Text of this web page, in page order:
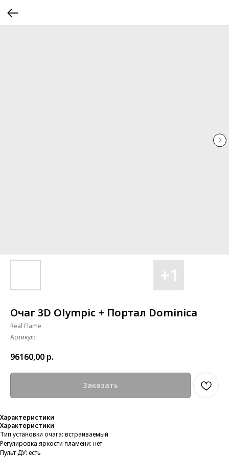
Очаг 3D Olympic + Портал Dominica
Real Flame
Артикул:
96160,00 р.
Заказать
Характеристики
Характеристики
Тип установки очага: встраиваемый
Регулировка яркости пламени: нет
Пульт ДУ: есть